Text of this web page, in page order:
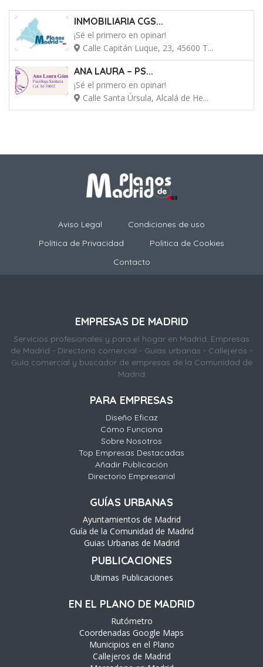
INMOBILIARIA CGS...
¡Sé el primero en opinar!
Calle Capitán Luque, 23, 45600 T...
ANA LAURA – PS...
¡Sé el primero en opinar!
Calle Santa Úrsula, Alcalá de He...
Aviso Legal
Condiciones de uso
Política de Privacidad
Politica de Cookies
Contacto
EMPRESAS DE MADRID
Servicios profesionales y para el hogar en Madrid. Empresas
de Madrid - Directorio comercial - Guías urbanas - Callejeros -
Guía comercial y buscador de empresas de la Comunidad de
Madrid
PARA EMPRESAS
Diseño Eficaz
Cómo Funciona
Sobre Nosotros
Top Empresas Destacadas
Añadir Publicación
Directorio Empresarial
GUÍAS URBANAS
Ayuntamientos de Madrid
Guía de la Comunidad de Madrid
Guias Urbanas de Madrid
PUBLICACIONES
Ultimas Publicaciones
EN EL PLANO DE MADRID
Rutómetro
Coordenadas Google Maps
Municipios en el Plano
Callejeros de Madrid